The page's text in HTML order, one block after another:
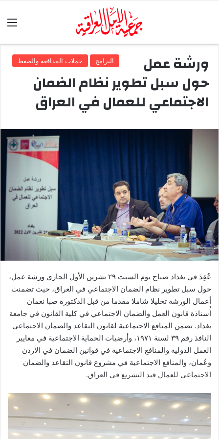
البرامج حملات المدافعة والضغط ورشة عمل
حول سبل تطوير نظام الضمان
الاجتماعي للعمال في العراق
عُقِدَ في بغداد صباح يوم السبت ٢٩ تشرين الأول الجاري ورشة عمل،
حول سبل تطوير نظام الضمان الاجتماعي في العراق، حيث تضمنت
أعمال الورشة تحليلا شاملا مقدما من قبل الدكتورة صبا نعمان
أُستاذة قانون العمل والضمان الاجتماعي في كلية القانون في جامعة
بغداد. تضمن المنافع الاجتماعية لقانون التقاعد والضمان الاجتماعي
النافذ رقم ٣٩ لسنة ١٩٧١، وأرضيات الحماية الاجتماعية في معايير
العمل الدولية والمنافع الاجتماعية في قوانين الضمان في الاردن
وعُمان، والمنافع الاجتماعية في مشروع قانون التقاعد والضمان
الاجتماعي للعمال قيد التشريع في العراق.